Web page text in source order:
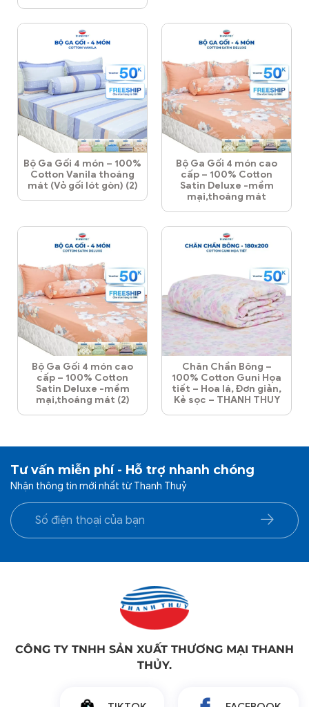
Bộ Ga Gối 4 món – 100%
Cotton Vanila thoáng
mát (Vỏ gối lót gòn) (2)
Bộ Ga Gối 4 món cao
cấp – 100% Cotton
Satin Deluxe -mềm
mại,thoáng mát
Bộ Ga Gối 4 món cao
cấp – 100% Cotton
Satin Deluxe -mềm
mại,thoáng mát (2)
Chăn Chần Bông –
100% Cotton Guni Họa
tiết – Hoa lá, Đơn giản,
Kẻ sọc – THANH THUY
Tư vấn miễn phí - Hỗ trợ nhanh chóng
Nhận thông tin mới nhất từ Thanh Thuỷ
CÔNG TY TNHH SẢN XUẤT THƯƠNG MẠI THANH
THỦY.